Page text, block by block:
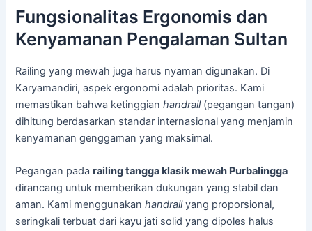
Fungsionalitas Ergonomis dan
Kenyamanan Pengalaman Sultan
Railing yang mewah juga harus nyaman digunakan. Di
Karyamandiri, aspek ergonomi adalah prioritas. Kami
memastikan bahwa ketinggianhandrail(pegangan tangan)
dihitung berdasarkan standar internasional yang menjamin
kenyamanan genggaman yang maksimal.
Pegangan padarailing tangga klasik mewah Purbalingga
dirancang untuk memberikan dukungan yang stabil dan
aman. Kami menggunakanhandrailyang proporsional,
seringkali terbuat dari kayu jati solid yang dipoles halus